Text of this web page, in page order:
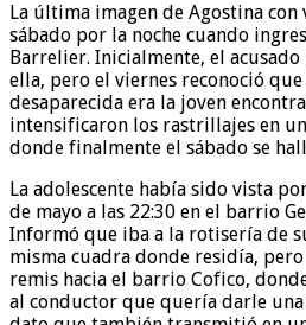
La última imagen de Agostina con
sábado por la noche cuando
Barrelier. Inicialmente, el
ella, pero el viernes reconoció
desaparecida era la joven
intensificaron los rastrillajes en
donde finalmente el sábado se
La adolescente había sido vista
de mayo a las 22:30 en el barrio
Informó que iba a la rotisería de
misma cuadra donde residía,
remis hacia el barrio Cofico,
al conductor que quería darle una